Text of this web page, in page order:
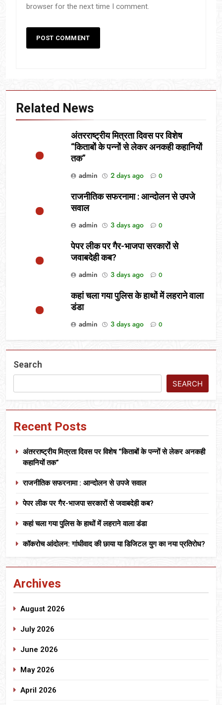
browser for the next time I comment.
Related News
अंतरराष्ट्रीय मित्रता दिवस पर विशेष
“किताबों के पन्नों से लेकर अनकही कहानियों
तक”
admin
2 days ago 0
राजनीतिक सफरनामा : आन्दोलन से उपजे
सवाल
admin
3 days ago 0
पेपर लीक पर गैर-भाजपा सरकारों से
जवाबदेही कब?
admin
3 days ago 0
कहां चला गया पुलिस के हाथों में लहराने वाला
डंडा
admin
3 days ago 0
Search
SEARCH
Recent Posts
अंतरराष्ट्रीय मित्रता दिवस पर विशेष “किताबों के पन्नों से लेकर अनकही
कहानियों तक”
राजनीतिक सफरनामा : आन्दोलन से उपजे सवाल
पेपर लीक पर गैर-भाजपा सरकारों से जवाबदेही कब?
कहां चला गया पुलिस के हाथों में लहराने वाला डंडा
कॉकरोच आंदोलन: गांधीवाद की छाया या डिजिटल युग का नया प्रतिरोध?
Archives
August 2026
July 2026
June 2026
May 2026
April 2026